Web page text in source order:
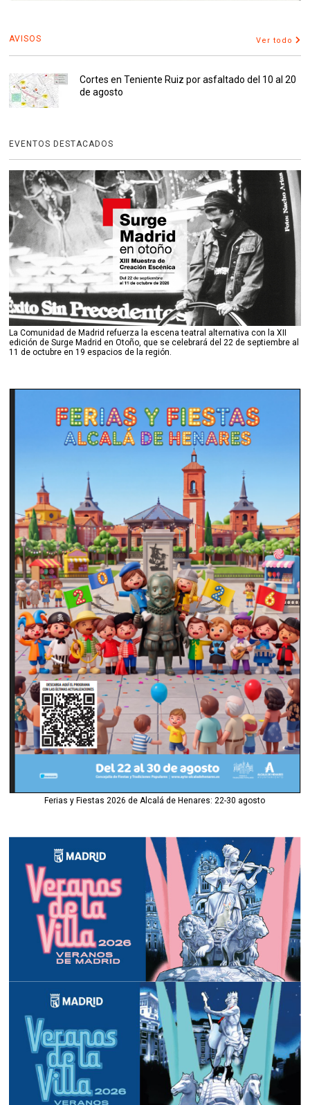
AVISOS Ver todo
Cortes en Teniente Ruiz por asfaltado del 10 al 20
de agosto
EVENTOS DESTACADOS
La Comunidad de Madrid refuerza la escena teatral alternativa con la XII
edición de Surge Madrid en Otoño, que se celebrará del 22 de septiembre al
11 de octubre en 19 espacios de la región.
Ferias y Fiestas 2026 de Alcalá de Henares: 22-30 agosto